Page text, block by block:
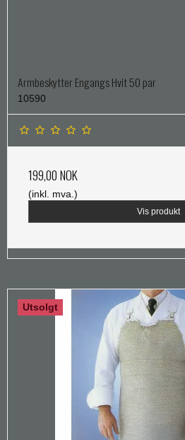
Armbeskytter Engangs Hvit 50 par
10590
199,00 NOK
(inkl. mva.)
Vis produkt
Utsolgt